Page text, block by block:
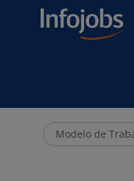
Modelo de